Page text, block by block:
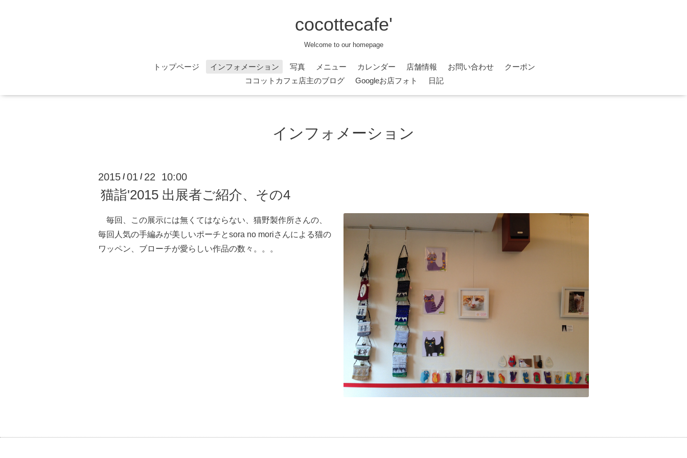
cocottecafe'
Welcome to our homepage
トップページ インフォメーション 写真 メニュー カレンダー 店舗情報 お問い合わせ
クーポン
ココットカフェ店主のブログ
Googleお店フォト 日記
インフォメーション
2015 /01 / 22 10:00
猫詣'2015 出展者ご紹介、その4
毎回、この展示には無くてはならない、猫野製作所さんの、
毎回人気の手編みが美しいポーチとsora no moriさんによる猫の
ワッペン、ブローチが愛らしい作品の数々。。。